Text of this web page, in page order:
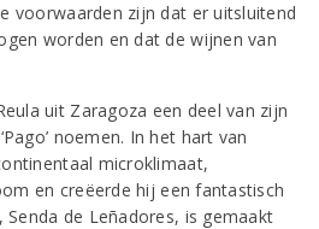
voorwaarden zijn dat er uitsluitend
worden en dat de wijnen van
uit Zaragoza een deel van zijn
noemen. In het hart van
microklimaat,
en creëerde hij een fantastisch
de Leñadores, is gemaakt